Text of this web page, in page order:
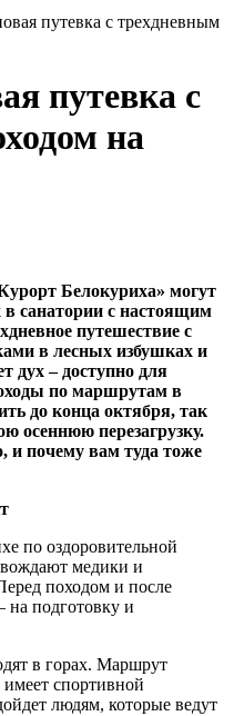
путевка с трехдневным
путевка с
на
Белокуриха» могут
санатории с настоящим
путешествие с
в лесных избушках и
дух – доступно для
по маршрутам в
до конца октября, так
осеннюю перезагрузку.
и почему вам туда тоже
по оздоровительной
медики и
походом и после
подготовку и
в горах. Маршрут
спортивной
людям, которые ведут